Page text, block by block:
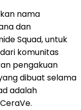
nama
dan
Squad, untuk
komunitas
pengakuan
dibuat selama
adalah